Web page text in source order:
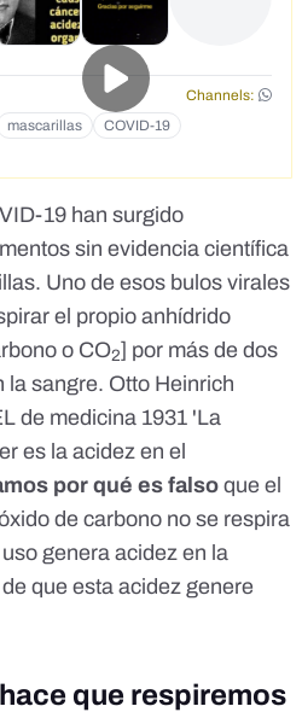
Channels:
mascarillas
COVID-19
19 han surgido
sin evidencia científica
. Uno de esos bulos virales
el propio anhídrido
o CO2] por más de dos
la sangre. Otto Heinrich
de medicina 1931 'La
es la acidez en el
por qué es falso que el
de carbono no se respira
genera acidez en la
que esta acidez genere
que respiremos